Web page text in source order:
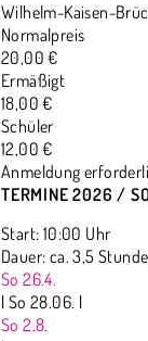
Wilhelm-Kaisen-
Normalpreis
20,00 €
Ermäßigt
18,00 €
Schüler
12,00 €
Anmeldung
TERMINE 2026 /
Start: 10:00 Uhr
Dauer: ca. 3,5
So 26.4.
| So 28.06. |
So 2.8.